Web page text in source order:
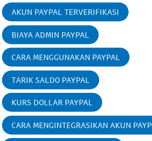
AKUN PAYPAL TERVERIFIKASI
BIAYA ADMIN PAYPAL
CARA MENGGUNAKAN PAYPAL
TARIK SALDO PAYPAL
KURS DOLLAR PAYPAL
CARA MENGINTEGRASIKAN AKUN